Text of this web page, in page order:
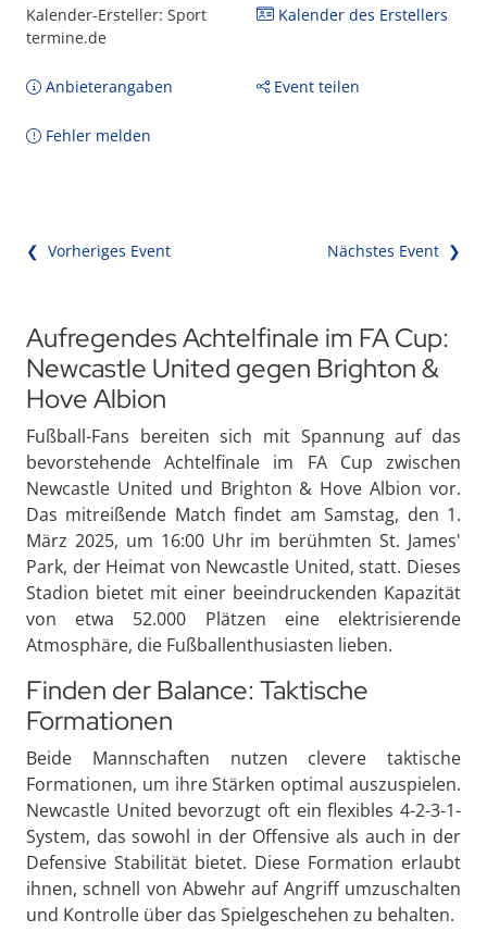
Kalender-Ersteller: Sport
termine.de
Kalender des Erstellers
Anbieterangaben Event teilen
Fehler melden
❮ Vorheriges Event Nächstes Event ❯
Aufregendes Achtelfinale im FA Cup:
Newcastle United gegen Brighton &
Hove Albion
Fußball-Fans bereiten sich mit Spannung auf das
bevorstehende Achtelfinale im FA Cup zwischen
Newcastle United und Brighton & Hove Albion vor.
Das mitreißende Match findet am Samstag, den 1.
März 2025, um 16:00 Uhr im berühmten St. James'
Park, der Heimat von Newcastle United, statt. Dieses
Stadion bietet mit einer beeindruckenden Kapazität
von etwa 52.000 Plätzen eine elektrisierende
Atmosphäre, die Fußballenthusiasten lieben.
Finden der Balance: Taktische
Formationen
Beide Mannschaften nutzen clevere taktische
Formationen, um ihre Stärken optimal auszuspielen.
Newcastle United bevorzugt oft ein flexibles 4-2-3-1-
System, das sowohl in der Offensive als auch in der
Defensive Stabilität bietet. Diese Formation erlaubt
ihnen, schnell von Abwehr auf Angriff umzuschalten
und Kontrolle über das Spielgeschehen zu behalten.